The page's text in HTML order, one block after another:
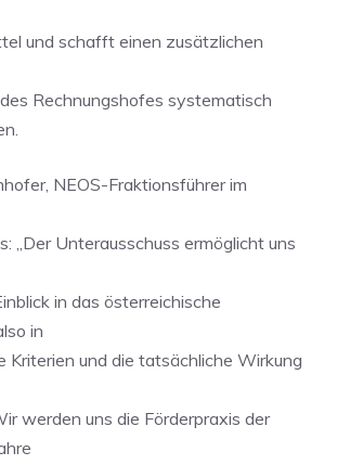
und schafft einen zusätzlichen
Rechnungshofes systematisch
NEOS-Fraktionsführer im
„Der Unterausschuss ermöglicht uns
in das österreichische
in
Kriterien und die tatsächliche Wirkung
werden uns die Förderpraxis der